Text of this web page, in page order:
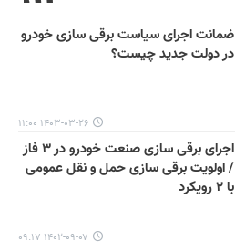
ضمانت اجرای سیاست برقی سازی خودرو
در دولت جدید چیست؟
۱۴۰۳-۰۳-۲۶ ۱۱:۰۰
اجرای برقی سازی صنعت خودرو در ۳ فاز
/ اولویت برقی سازی حمل و نقل عمومی
با ۲ رویکرد
۱۴۰۲-۰۹-۰۷ ۰۹:۱۷